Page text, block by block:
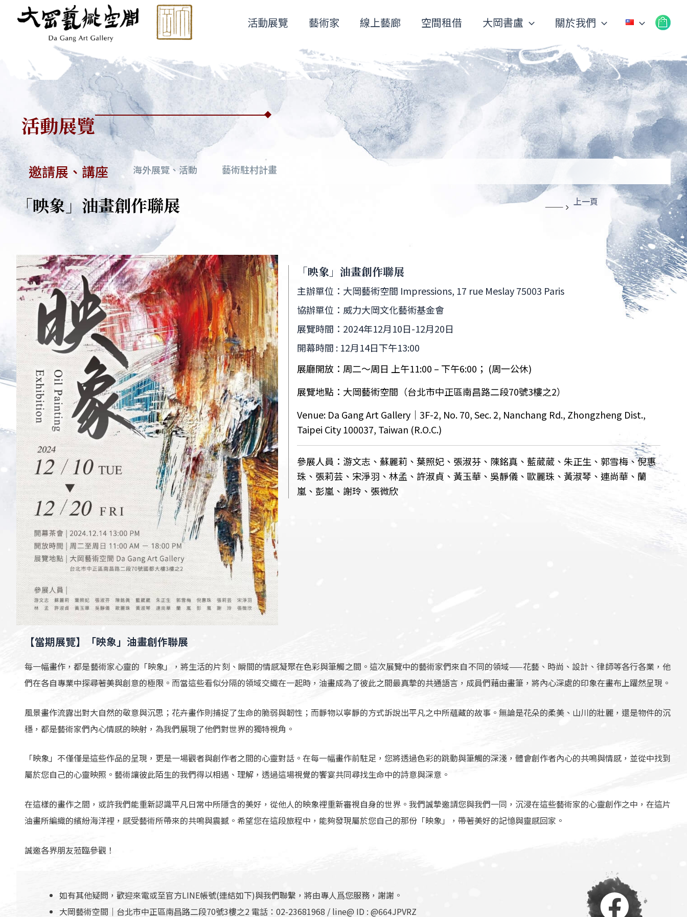
活動展覽 藝術家 線上藝廊 空間租借 大岡書盧 關於我們
活動展覽
邀請展、講座 海外展覽、活動 藝術駐村計畫
「映象」油畫創作聯展 上一頁
「映象」油畫創作聯展
主辦單位：大岡藝術空間 Impressions, 17 rue Meslay 75003 Paris
協辦單位：威力大岡文化藝術基金會
展覽時間：2024年12月10日-12月20日
開幕時間 : 12月14日下午13:00
展廳開放：周二～周日 上午11:00 – 下午6:00； (周一公休)
展覽地點：大岡藝術空間（台北市中正區南昌路二段70號3樓之2）
Venue: Da Gang Art Gallery｜3F-2, No. 70, Sec. 2, Nanchang Rd., Zhongzheng Dist.,
Taipei City 100037, Taiwan (R.O.C.)
參展人員：游文志、蘇麗莉、葉照妃、張淑芬、陳銘真、藍葳葳、朱正生、郭雪梅、倪惠
珠、張莉芸、宋淨羽、林孟、許淑貞、黃玉華、吳靜儀、歐麗珠、黃淑琴、連尚華、蘭
嵐、彭嵐、謝玲、張微欣
【當期展覽】「映象」油畫創作聯展
每一幅畫作，都是藝術家心靈的「映象」，將生活的片刻、瞬間的情感凝聚在色彩與筆觸之間。這次展覽中的藝術家們來自不同的領域——花藝、時尚、設計、律師等各行各業，他
們在各自專業中探尋著美與創意的極限。而當這些看似分隔的領域交織在一起時，油畫成為了彼此之間最真摯的共通語言，成員們藉由畫筆，將內心深處的印象在畫布上躍然呈現。
風景畫作流露出對大自然的敬意與沉思；花卉畫作則捕捉了生命的脆弱與韌性；而靜物以寧靜的方式訴說出平凡之中所蘊藏的故事。無論是花朵的柔美、山川的壯麗，還是物件的沉
穩，都是藝術家們內心情感的映射，為我們展現了他們對世界的獨特視角。
「映象」不僅僅是這些作品的呈現，更是一場觀者與創作者之間的心靈對話。在每一幅畫作前駐足，您將透過色彩的跳動與筆觸的深淺，體會創作者內心的共鳴與情感，並從中找到
屬於您自己的心靈映照。藝術讓彼此陌生的我們得以相遇、理解，透過這場視覺的饗宴共同尋找生命中的詩意與深意。
在這樣的畫作之間，或許我們能重新認識平凡日常中所隱含的美好，從他人的映象裡重新審視自身的世界。我們誠摯邀請您與我們一同，沉浸在這些藝術家的心靈創作之中，在這片
油畫所編織的繽紛海洋裡，感受藝術所帶來的共鳴與震撼。希望您在這段旅程中，能夠發現屬於您自己的那份「映象」，帶著美好的記憶與靈感回家。
誠邀各界朋友蒞臨參觀！
如有其他疑問，歡迎來電或至官方LINE帳號(連結如下)與我們聯繫，將由專人爲您服務，謝謝。
大岡藝術空間｜台北市中正區南昌路二段70號3樓之2 電話：02-23681968 / line@ ID : @664JPVRZ